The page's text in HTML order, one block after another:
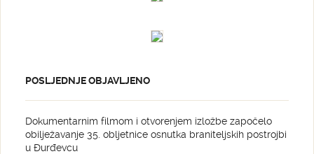
POSLJEDNJE OBJAVLJENO
Dokumentarnim filmom i otvorenjem izložbe započelo
obilježavanje 35. obljetnice osnutka braniteljskih postrojbi
u Đurđevcu